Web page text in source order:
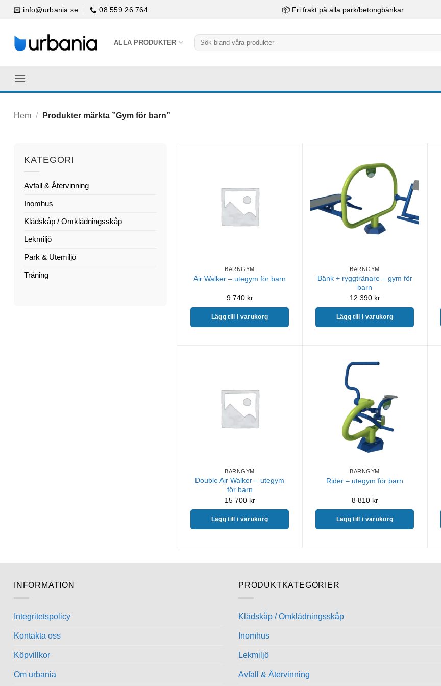
Skip
info@urbania.se 08 559 26 764 📦 Fri frakt på alla park/betongbänkar
ALLA PRODUKTER
Sök
efter:
Hem / Produkter märkta ”Gym för barn”
KATEGORI
Avfall & Återvinning
Inomhus
Klädskåp / Omklädningsskåp
Lekmiljö
Park & Utemiljö
Träning
BARNGYM
Air Walker – utegym för barn
9 740 kr
Lägg till i varukorg
BARNGYM
Bänk + ryggtränare – gym för
barn
12 390 kr
Lägg till i varukorg
BARNGYM
Double Air Walker – utegym
för barn
15 700 kr
Lägg till i varukorg
BARNGYM
Rider – utegym för barn
8 810 kr
Lägg till i varukorg
INFORMATION
Integritetspolicy
Kontakta oss
Köpvillkor
Om urbania
PRODUKTKATEGORIER
Klädskåp / Omklädningsskåp
Inomhus
Lekmiljö
Avfall & Återvinning